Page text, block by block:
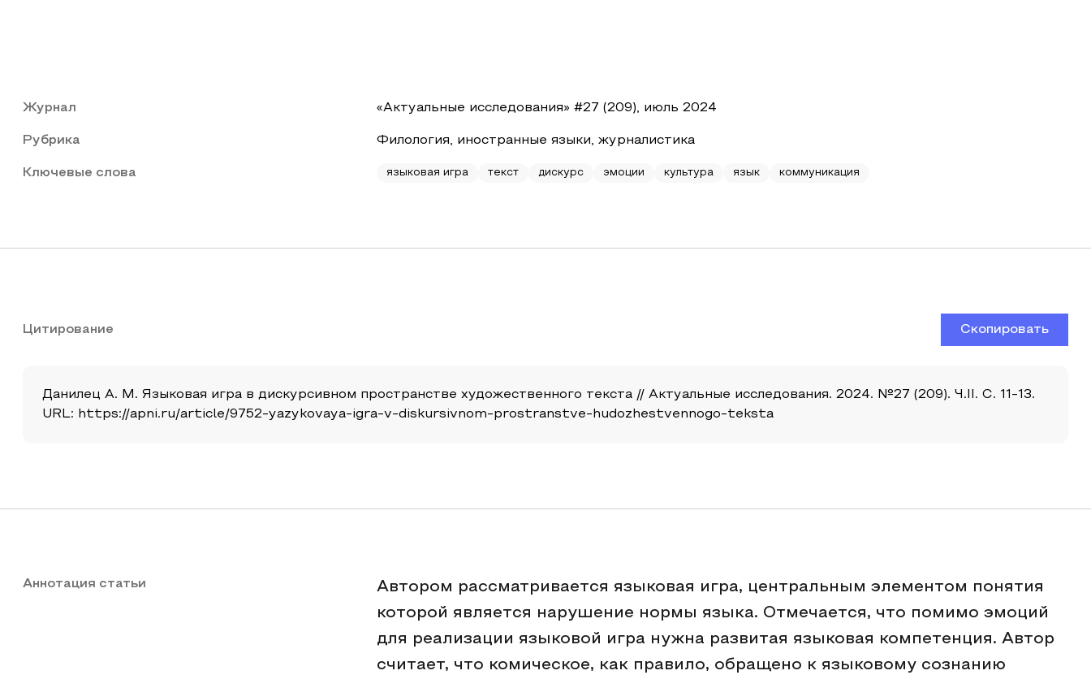
Журнал «Актуальные исследования» #27 (209), июль 2024
Рубрика Филология, иностранные языки, журналистика
Ключевые слова языковая игра текст дискурс эмоции культура язык коммуникация
Цитирование Скопировать
Данилец А. М. Языковая игра в дискурсивном пространстве художественного текста // Актуальные исследования. 2024. №27 (209). Ч.II. С. 11-13.
URL: https://apni.ru/article/9752-yazykovaya-igra-v-diskursivnom-prostranstve-hudozhestvennogo-teksta
Аннотация статьи
Автором рассматривается языковая игра, центральным элементом понятия
которой является нарушение нормы языка. Отмечается, что помимо эмоций
для реализации языковой игра нужна развитая языковая компетенция. Автор
считает, что комическое, как правило, обращено к языковому сознанию